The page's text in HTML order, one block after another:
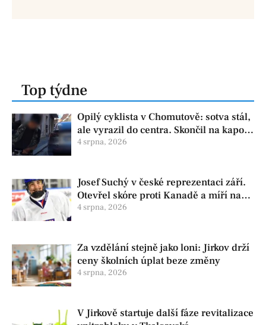
Top týdne
Opilý cyklista v Chomutově: sotva stál,
ale vyrazil do centra. Skončil na kapotě
auta
4 srpna, 2026
Josef Suchý v české reprezentaci září.
Otevřel skóre proti Kanadě a míří na
Hlinka Gretzky Cup
4 srpna, 2026
Za vzdělání stejně jako loni: Jirkov drží
ceny školních úplat beze změny
4 srpna, 2026
V Jirkově startuje další fáze revitalizace